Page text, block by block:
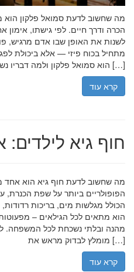
מה שחשוב לדעת סמואל פלקון הוא
הכרה ודרך חיים. לפי גישתו,
לשנות את האופן שבו אדם מרגיש,
מתחיל בכוח פיזי — אלא ביכולת
הוא סמואל פלקון ולמה דבריו נשמעים אחרת? סמואל פלקון […]
קרא עוד
חוף גיא לילדים:
מה שחשוב לדעת חוף גיא הוא אחד
הפופולריים ביותר על שפת הכנרת,
הכולל מגלשות מים, בריכות
הוא מתאים לכל הגילאים –
מהנה ובלתי נשכחת לכל המשפחה.
מומלץ לבדוק מראש את […]
קרא עוד